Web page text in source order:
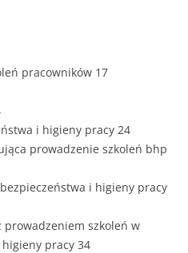
pracowników 17
i higieny pracy 24
prowadzenie szkoleń bhp
i higieny pracy
szkoleń w
pracy 34